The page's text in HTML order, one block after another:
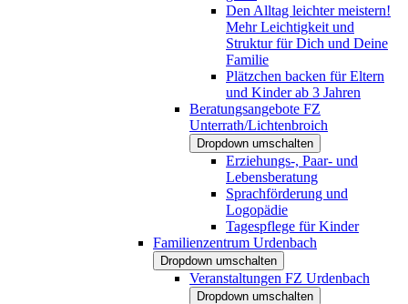
Den Alltag leichter meistern!
Mehr Leichtigkeit und
Struktur für Dich und Deine
Familie
Plätzchen backen für Eltern
und Kinder ab 3 Jahren
Beratungsangebote FZ
Unterrath/Lichtenbroich
Dropdown umschalten
Erziehungs-, Paar- und
Lebensberatung
Sprachförderung und
Logopädie
Tagespflege für Kinder
Familienzentrum Urdenbach
Dropdown umschalten
Veranstaltungen FZ Urdenbach
Dropdown umschalten